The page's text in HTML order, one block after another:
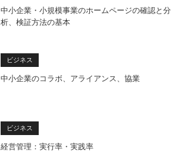
中小企業・小規模事業のホームページの確認と分
析、検証方法の基本
ビジネス
中小企業のコラボ、アライアンス、協業
ビジネス
経営管理：実行率・実践率